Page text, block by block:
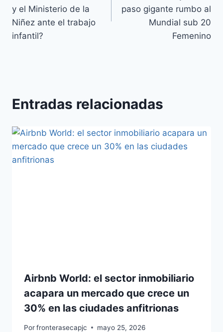
y el Ministerio de la
Niñez ante el trabajo
infantil?
paso gigante rumbo al
Mundial sub 20
Femenino
Entradas relacionadas
Airbnb World: el sector inmobiliario
acapara un mercado que crece un
30% en las ciudades anfitrionas
Porfronterasecapjc mayo 25, 2026